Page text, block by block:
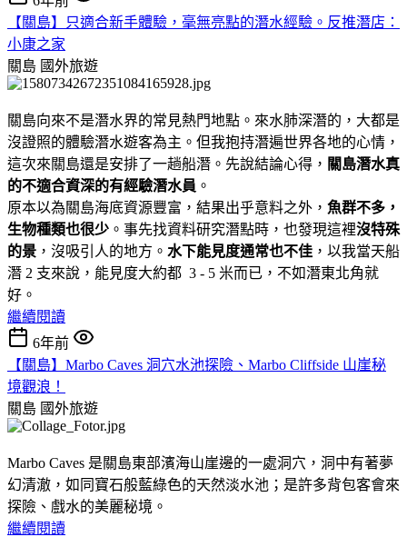
【關島】只適合新手體驗，毫無亮點的潛水經驗。反推潛店：
小康之家
關島 國外旅遊
關島向來不是潛水界的常見熱門地點。來水肺深潛的，大都是
沒證照的體驗潛水遊客為主。但我抱持潛遍世界各地的心情，
這次來關島還是安排了一趟船潛。先說結論心得， 關島潛水真
的不適合資深的有經驗潛水員 。
原本以為關島海底資源豐富，結果出乎意料之外， 魚群不多，
生物種類也很少 。事先找資料研究潛點時，也發現這裡沒特殊
的景 ，沒吸引人的地方。 水下能見度通常也不佳 ，以我當天船
潛 2 支來說，能見度大約都 3 - 5 米而已，不如潛東北角就
好。
繼續閱讀
6年前
【關島】Marbo Caves 洞穴水池探險、Marbo Cliffside 山崖秘
境觀浪！
關島 國外旅遊
Marbo Caves 是關島東部濱海山崖邊的一處洞穴，洞中有著夢
幻清澈，如同寶石般藍綠色的天然淡水池；是許多背包客會來
探險、戲水的美麗秘境。
繼續閱讀